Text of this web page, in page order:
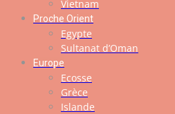
Vietnam
Proche Orient
Egypte
Sultanat d’Oman
Europe
Ecosse
Grèce
Islande